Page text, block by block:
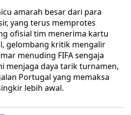
amarah besar dari para
yang terus memprotes
ofisial tim menerima kartu
gelombang kritik mengalir
menuding FIFA sengaja
menjaga daya tarik turnamen,
Portugal yang memaksa
lebih awal.